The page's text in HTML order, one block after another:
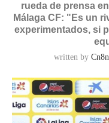
rueda de prensa
Málaga CF: "Es un
experimentados, si
written by